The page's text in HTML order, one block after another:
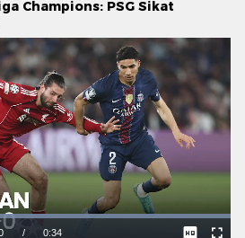
Champions: PSG Sikat